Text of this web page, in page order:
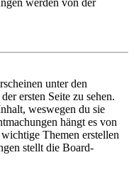
werden von der
unter den
ersten Seite zu sehen.
weswegen du sie
hängt es von
Themen erstellen
stellt die Board-